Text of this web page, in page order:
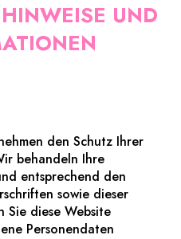
UND
den Schutz Ihrer
behandeln Ihre
entsprechend den
sowie dieser
Sie diese Website
Personendaten